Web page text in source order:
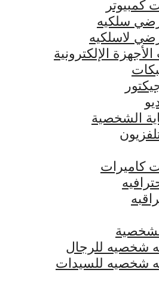
كمبيوتر
سلكيه
لاسلكيه
الإلكترونية
الشخصية
كاميرات
شخصيه للرجال
شخصيه للسيدات